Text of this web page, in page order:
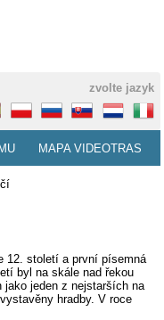
zvolte jazyk
MAPA VIDEOTRAS
12. století a první písemná
byl na skále nad řekou
jako jeden z nejstarších na
hradby. V roce